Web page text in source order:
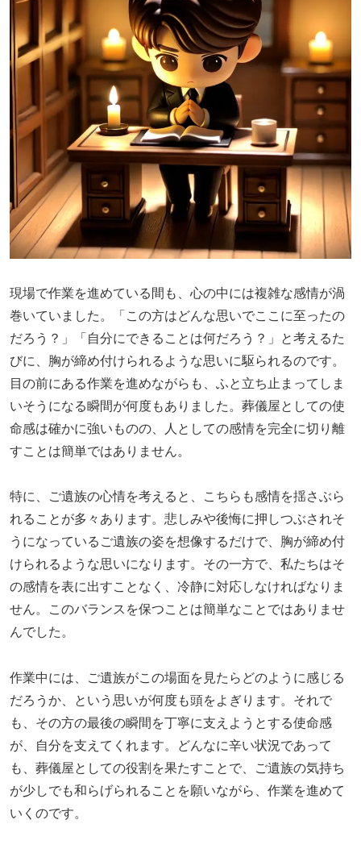
現場で作業を進めている間も、心の中には複雑な感情が渦
巻いていました。「この方はどんな思いでここに至ったの
だろう？」「自分にできることは何だろう？」と考えるた
びに、胸が締め付けられるような思いに駆られるのです。
目の前にある作業を進めながらも、ふと立ち止まってしま
いそうになる瞬間が何度もありました。葬儀屋としての使
命感は確かに強いものの、人としての感情を完全に切り離
すことは簡単ではありません。
特に、ご遺族の心情を考えると、こちらも感情を揺さぶら
れることが多々あります。悲しみや後悔に押しつぶされそ
うになっているご遺族の姿を想像するだけで、胸が締め付
けられるような思いになります。その一方で、私たちはそ
の感情を表に出すことなく、冷静に対応しなければなりま
せん。このバランスを保つことは簡単なことではありませ
んでした。
作業中には、ご遺族がこの場面を見たらどのように感じる
だろうか、という思いが何度も頭をよぎります。それで
も、その方の最後の瞬間を丁寧に支えようとする使命感
が、自分を支えてくれます。どんなに辛い状況であって
も、葬儀屋としての役割を果たすことで、ご遺族の気持ち
が少しでも和らげられることを願いながら、作業を進めて
いくのです。